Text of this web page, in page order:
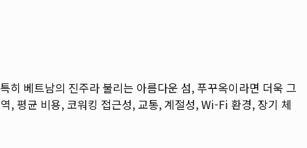
히 베트남의 진주라 불리는 아름다운 섬, 푸꾸옥이라면 더욱 그
, 평균 비용, 코워킹 접근성, 교통, 계절성, Wi-Fi 환경, 장기 체